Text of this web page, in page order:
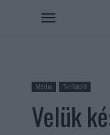
Média Tv/Rádió
Velük